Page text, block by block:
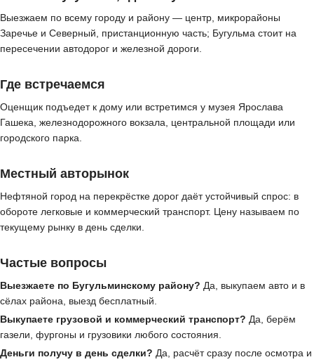
Выезжаем по всему городу и району — центр, микрорайоны
Заречье и Северный, пристанционную часть; Бугульма стоит на
пересечении автодорог и железной дороги.
Где встречаемся
Оценщик подъедет к дому или встретимся у музея Ярослава
Гашека, железнодорожного вокзала, центральной площади или
городского парка.
Местный авторынок
Нефтяной город на перекрёстке дорог даёт устойчивый спрос: в
обороте легковые и коммерческий транспорт. Цену называем по
текущему рынку в день сделки.
Частые вопросы
Выезжаете по Бугульминскому району? Да, выкупаем авто и в
сёлах района, выезд бесплатный.
Выкупаете грузовой и коммерческий транспорт? Да, берём
газели, фургоны и грузовики любого состояния.
Деньги получу в день сделки? Да, расчёт сразу после осмотра и